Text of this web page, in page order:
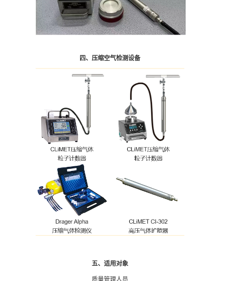
四、 压缩空气检测设备
五、适用对象
质量管理人员